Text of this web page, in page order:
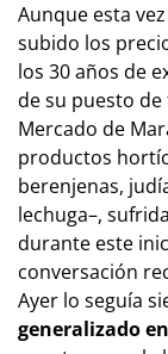
Aunque esta
subido los
los 30 años de
de su puesto
Mercado de
productos
berenjenas,
lechuga–,
durante este
conversación
Ayer lo seguía
generalizado